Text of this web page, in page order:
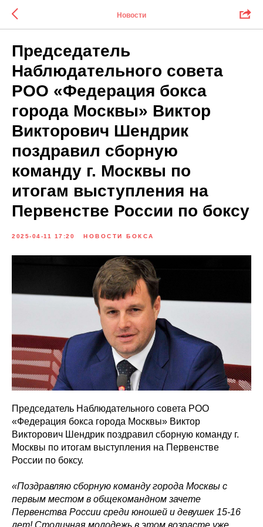
Новости
Председатель
Наблюдательного совета
РОО «Федерация бокса
города Москвы» Виктор
Викторович Шендрик
поздравил сборную
команду г. Москвы по
итогам выступления на
Первенстве России по боксу
2025-04-11 17:20 НОВОСТИ БОКСА
Председатель Наблюдательного совета РОО
«Федерация бокса города Москвы» Виктор
Викторович Шендрик поздравил сборную команду г.
Москвы по итогам выступления на Первенстве
России по боксу.
«Поздравляю сборную команду города Москвы с
первым местом в общекомандном зачете
Первенства России среди юношей и девушек 15-16
лет! Столичная молодежь в этом возрасте уже